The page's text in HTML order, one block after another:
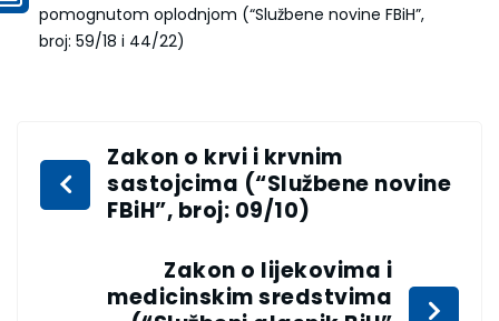
pomognutom oplodnjom (“Službene novine FBiH”,
broj: 59/18 i 44/22)
Zakon o krvi i krvnim
sastojcima (“Službene novine
FBiH”, broj: 09/10)
Zakon o lijekovima i
medicinskim sredstvima